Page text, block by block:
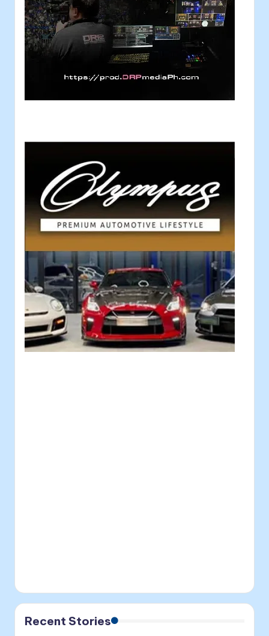
Recent Stories